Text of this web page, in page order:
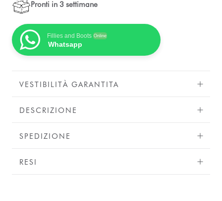
Pronti in 3 settimane
Fillies and Boots Online
Whatsapp
VESTIBILITÀ GARANTITA
DESCRIZIONE
SPEDIZIONE
RESI